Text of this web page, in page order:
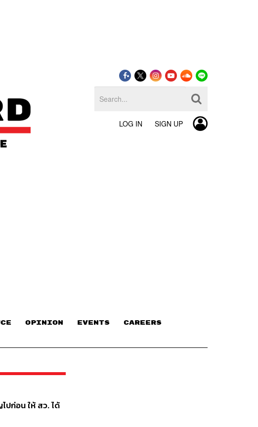
LOG IN SIGN UP
OPINION EVENTS CAREERS
ปก่อน ให้ สว. ได้